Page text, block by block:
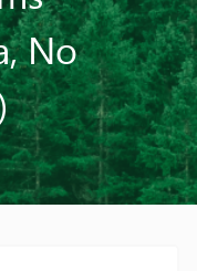
No